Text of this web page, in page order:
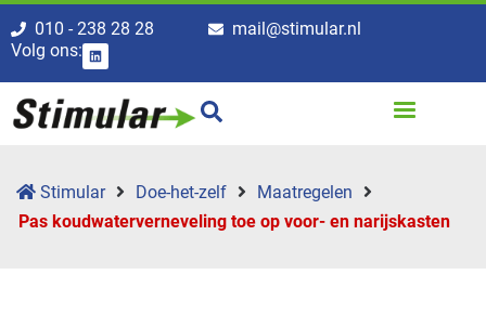
010 - 238 28 28
mail@stimular.nl
Volg ons:
Stimular Doe-het-zelf
Maatregelen
Pas koudwaterverneveling toe op voor- en narijskasten